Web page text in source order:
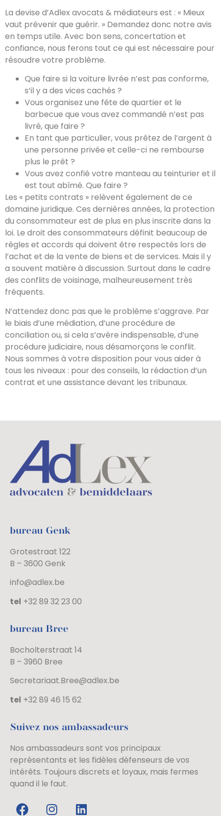
La devise d’Adlex avocats & médiateurs est : « Mieux
vaut prévenir que guérir. » Demandez donc notre avis
en temps utile. Avec bon sens, concertation et
confiance, nous ferons tout ce qui est nécessaire pour
résoudre votre problème.
Que faire si la voiture livrée n’est pas conforme,
s’il y a des vices cachés ?
Vous organisez une fête de quartier et le
barbecue que vous avez commandé n’est pas
livré, que faire ?
En tant que particulier, vous prêtez de l’argent à
une personne privée et celle-ci ne rembourse
plus le prêt ?
Vous avez confié votre manteau au teinturier et il
est tout abîmé. Que faire ?
Les « petits contrats » relèvent également de ce
domaine juridique. Ces dernières années, la protection
du consommateur est de plus en plus inscrite dans la
loi. Le droit des consommateurs définit beaucoup de
règles et accords qui doivent être respectés lors de
l’achat et de la vente de biens et de services. Mais il y
a souvent matière à discussion. Surtout dans le cadre
des conflits de voisinage, malheureusement très
fréquents.
N’attendez donc pas que le problème s’aggrave. Par
le biais d’une médiation, d’une procédure de
conciliation ou, si cela s’avère indispensable, d’une
procédure judiciaire, nous désamorçons le conflit.
Nous sommes à votre disposition pour vous aider à
tous les niveaux : pour des conseils, la rédaction d’un
contrat et une assistance devant les tribunaux.
bureau Genk
Grotestraat 122
B – 3600 Genk
info@adlex.be
tel +32 89 32 23 00
bureau Bree
Bocholterstraat 14
B – 3960 Bree
Secretariaat.Bree@adlex.be
tel +32 89 46 15 62
Suivez nos ambassadeurs
Nos ambassadeurs sont vos principaux
représentants et les fidèles défenseurs de vos
intérêts. Toujours discrets et loyaux, mais fermes
quand il le faut.